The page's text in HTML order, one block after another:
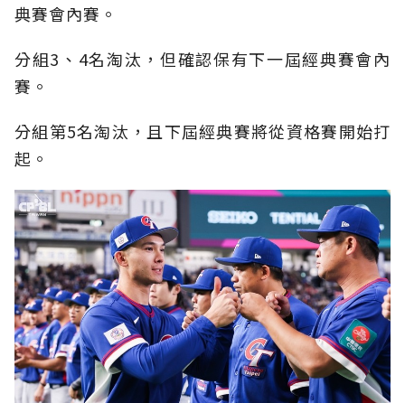
典賽會內賽。
分組3、4名淘汰，但確認保有下一屆經典賽會內
賽。
分組第5名淘汰，且下屆經典賽將從資格賽開始打
起。